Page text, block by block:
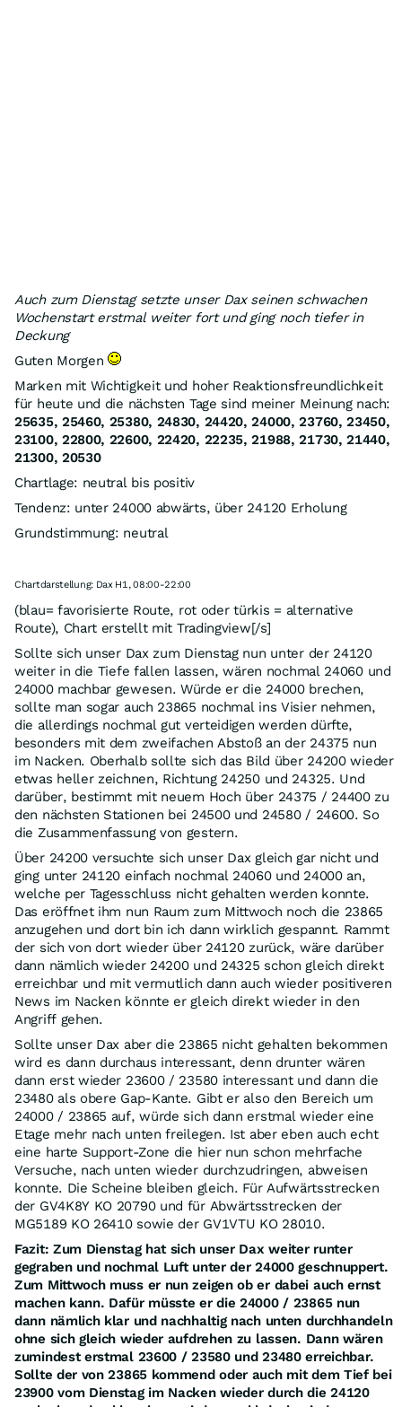
Auch zum Dienstag setzte unser Dax seinen schwachen
Wochenstart erstmal weiter fort und ging noch tiefer in
Deckung
Guten Morgen
Marken mit Wichtigkeit und hoher Reaktionsfreundlichkeit
für heute und die nächsten Tage sind meiner Meinung nach:
25635, 25460, 25380, 24830, 24420, 24000, 23760, 23450,
23100, 22800, 22600, 22420, 22235, 21988, 21730, 21440,
21300, 20530
Chartlage: neutral bis positiv
Tendenz: unter 24000 abwärts, über 24120 Erholung
Grundstimmung: neutral
Chartdarstellung: Dax H1, 08:00-22:00
(blau= favorisierte Route, rot oder türkis = alternative
Route), Chart erstellt mit Tradingview[/s]
Sollte sich unser Dax zum Dienstag nun unter der 24120
weiter in die Tiefe fallen lassen, wären nochmal 24060 und
24000 machbar gewesen. Würde er die 24000 brechen,
sollte man sogar auch 23865 nochmal ins Visier nehmen,
die allerdings nochmal gut verteidigen werden dürfte,
besonders mit dem zweifachen Abstoß an der 24375 nun
im Nacken. Oberhalb sollte sich das Bild über 24200 wieder
etwas heller zeichnen, Richtung 24250 und 24325. Und
darüber, bestimmt mit neuem Hoch über 24375 / 24400 zu
den nächsten Stationen bei 24500 und 24580 / 24600. So
die Zusammenfassung von gestern.
Über 24200 versuchte sich unser Dax gleich gar nicht und
ging unter 24120 einfach nochmal 24060 und 24000 an,
welche per Tagesschluss nicht gehalten werden konnte.
Das eröffnet ihm nun Raum zum Mittwoch noch die 23865
anzugehen und dort bin ich dann wirklich gespannt. Rammt
der sich von dort wieder über 24120 zurück, wäre darüber
dann nämlich wieder 24200 und 24325 schon gleich direkt
erreichbar und mit vermutlich dann auch wieder positiveren
News im Nacken könnte er gleich direkt wieder in den
Angriff gehen.
Sollte unser Dax aber die 23865 nicht gehalten bekommen
wird es dann durchaus interessant, denn drunter wären
dann erst wieder 23600 / 23580 interessant und dann die
23480 als obere Gap-Kante. Gibt er also den Bereich um
24000 / 23865 auf, würde sich dann erstmal wieder eine
Etage mehr nach unten freilegen. Ist aber eben auch echt
eine harte Support-Zone die hier nun schon mehrfache
Versuche, nach unten wieder durchzudringen, abweisen
konnte. Die Scheine bleiben gleich. Für Aufwärtsstrecken
der GV4K8Y KO 20790 und für Abwärtsstrecken der
MG5189 KO 26410 sowie der GV1VTU KO 28010.
Fazit: Zum Dienstag hat sich unser Dax weiter runter
gegraben und nochmal Luft unter der 24000 geschnuppert.
Zum Mittwoch muss er nun zeigen ob er dabei auch ernst
machen kann. Dafür müsste er die 24000 / 23865 nun
dann nämlich klar und nachhaltig nach unten durchhandeln
ohne sich gleich wieder aufdrehen zu lassen. Dann wären
zumindest erstmal 23600 / 23580 und 23480 erreichbar.
Sollte der von 23865 kommend oder auch mit dem Tief bei
23900 vom Dienstag im Nacken wieder durch die 24120